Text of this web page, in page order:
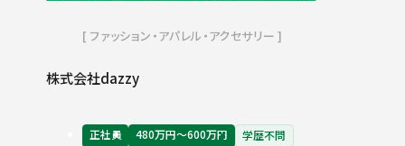
ファッション・アパレル・アクセサリー
株式会社dazzy
正社員 480万円〜600万円
学歴不問